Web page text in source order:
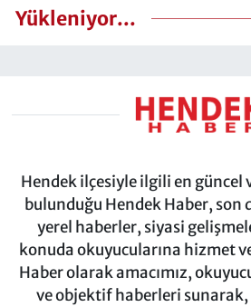
Yükleniyor...
Hendek ilçesiyle ilgili en güncel
bulunduğu Hendek Haber, son
yerel haberler, siyasi
konuda okuyucularına hizmet
Haber olarak amacımız,
ve objektif haberleri